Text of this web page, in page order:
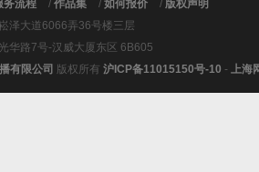
务流程 / 作品集 / 如何报价 / 版权声明
泽大道6066弄36号楼三层
华路7号-汉威大厦东区 6B605
有限公司 版权所有 沪ICP备11015150号-10 - 上海